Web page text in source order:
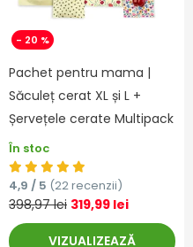
- 20 %
Pachet pentru mama |
Săculeț cerat XL și L +
Șervețele cerate Multipack
În stoc
4,9 / 5 (22 recenzii)
398,97 lei 319,99 lei
VIZUALIZEAZĂ